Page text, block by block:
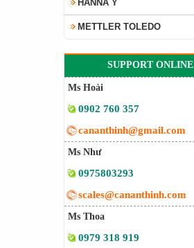
HANNA Ý
METTLER TOLEDO
SUPPORT ONLINE
Ms Hoài
0902 760 357
cananthinh@gmail.com
Ms Như
0975803293
scales@cananthinh.com
Ms Thoa
0979 318 919